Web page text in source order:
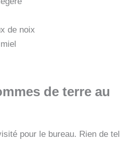
de noix
de terre au
pour le bureau. Rien de tel